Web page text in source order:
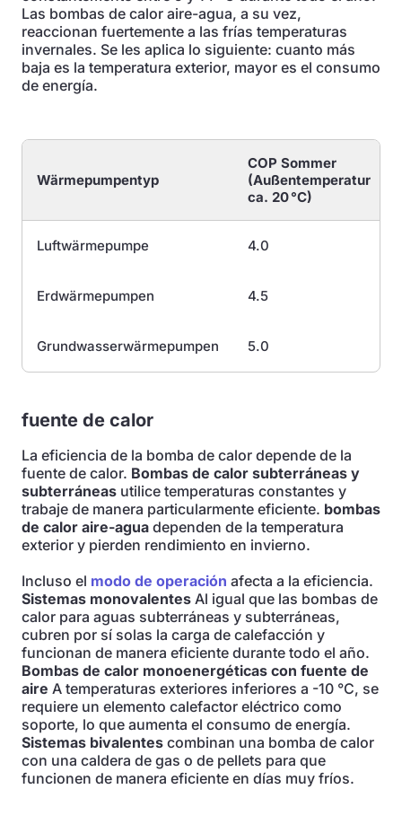
Las bombas de calor aire-agua, a su vez,
reaccionan fuertemente a las frías temperaturas
invernales. Se les aplica lo siguiente: cuanto más
baja es la temperatura exterior, mayor es el consumo
de energía.
Wärmepumpentyp
COP Sommer
(Außentemperatur
ca. 20 °C)
Luftwärmepumpe 4.0
Erdwärmepumpen 4.5
Grundwasserwärmepumpen 5.0
fuente de calor
La eficiencia de la bomba de calor depende de la
fuente de calor. Bombas de calor subterráneas y
subterráneas utilice temperaturas constantes y
trabaje de manera particularmente eficiente. bombas
de calor aire-agua dependen de la temperatura
exterior y pierden rendimiento en invierno.
Incluso el modo de operación afecta a la eficiencia.
Sistemas monovalentes Al igual que las bombas de
calor para aguas subterráneas y subterráneas,
cubren por sí solas la carga de calefacción y
funcionan de manera eficiente durante todo el año.
Bombas de calor monoenergéticas con fuente de
aire A temperaturas exteriores inferiores a -10 °C, se
requiere un elemento calefactor eléctrico como
soporte, lo que aumenta el consumo de energía.
Sistemas bivalentes combinan una bomba de calor
con una caldera de gas o de pellets para que
funcionen de manera eficiente en días muy fríos.